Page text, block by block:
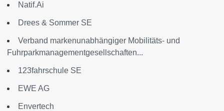
Natif.Ai
Drees & Sommer SE
Verband markenunabhängiger Mobilitäts- und
Fuhrparkmanagementgesellschaften...
123fahrschule SE
EWE AG
Envertech